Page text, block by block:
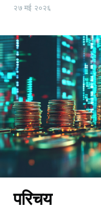
२७ मई २०२६
परिचय